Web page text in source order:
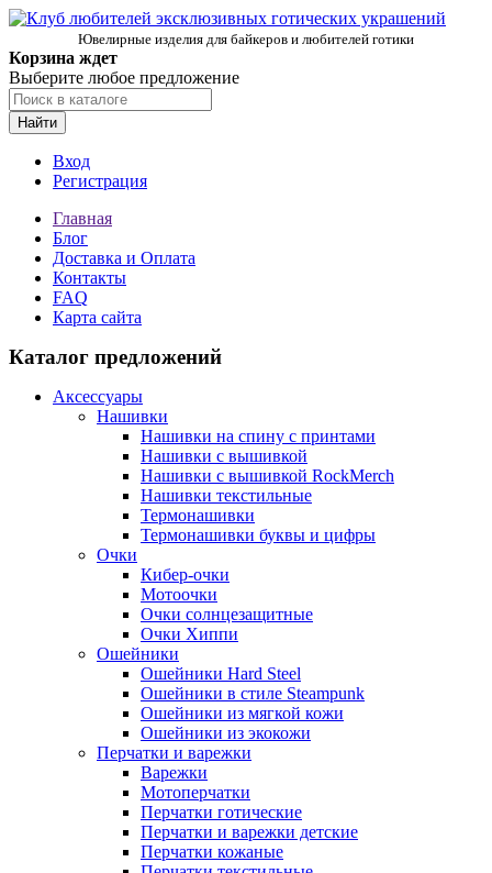
Ювелирные изделия для байкеров и любителей готики
Корзина ждет
Выберите любое предложение
Найти
Вход
Регистрация
Главная
Блог
Доставка и Оплата
Контакты
FAQ
Карта сайта
Каталог предложений
Аксессуары
Нашивки
Нашивки на спину с принтами
Нашивки с вышивкой
Нашивки с вышивкой RockMerch
Нашивки текстильные
Термонашивки
Термонашивки буквы и цифры
Очки
Кибер-очки
Мотоочки
Очки солнцезащитные
Очки Хиппи
Ошейники
Ошейники Hard Steel
Ошейники в стиле Steampunk
Ошейники из мягкой кожи
Ошейники из экокожи
Перчатки и варежки
Варежки
Мотоперчатки
Перчатки готические
Перчатки и варежки детские
Перчатки кожаные